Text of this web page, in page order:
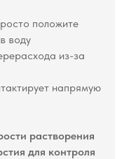
положите
воду
из-за
напрямую
растворения
для контроля